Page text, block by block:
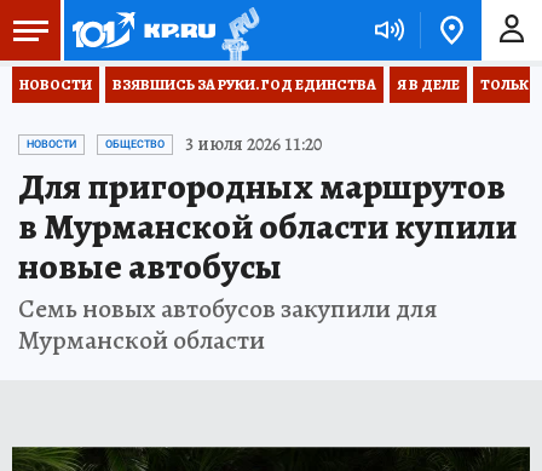
НОВОСТИ ВЗЯВШИСЬ ЗА РУКИ. ГОД ЕДИНСТВА Я В ДЕЛЕ ТОЛЬКО
НОВОСТИ ОБЩЕСТВО 3 июля 2026 11:20
Для пригородных маршрутов
в Мурманской области купили
новые автобусы
Семь новых автобусов закупили для
Мурманской области